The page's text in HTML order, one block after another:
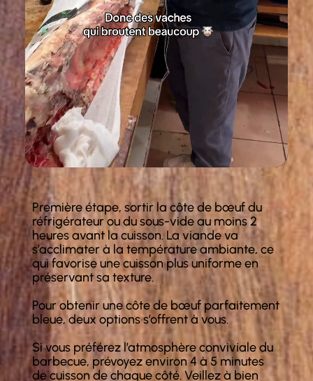
Première étape, sortir la côte de bœuf du
réfrigérateur ou du sous-vide au moins 2
heures avant la cuisson. La viande va
s’acclimater à la température ambiante, ce
qui favorise une cuisson plus uniforme en
préservant sa texture.
Pour obtenir une côte de bœuf parfaitement
bleue, deux options s’offrent à vous.
Si vous préférez l’atmosphère conviviale du
barbecue, prévoyez environ 4 à 5 minutes
de cuisson de chaque côté. Veillez à bien